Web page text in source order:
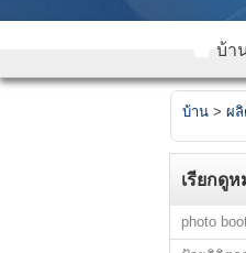
บ้า
บ้าน> ผ
เรียกดู
photo